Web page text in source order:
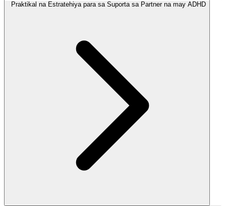
Praktikal na Estratehiya para sa Suporta sa Partner na may ADHD